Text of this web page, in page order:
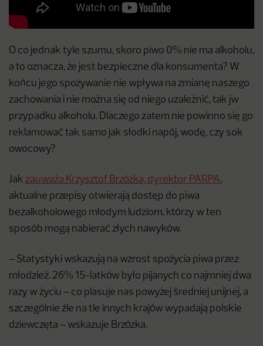
O co jednak tyle szumu, skoro piwo 0% nie ma alkoholu,
a to oznacza, że jest bezpieczne dla konsumenta? W
końcu jego spożywanie nie wpływa na zmianę naszego
zachowania i nie można się od niego uzależnić, tak jw
przypadku alkoholu. Dlaczego zatem nie powinno się go
reklamować tak samo jak słodki napój, wodę, czy sok
owocowy?
Jak zauważa Krzysztof Brzózka, dyrektor PARPA,
aktualne przepisy otwierają dostęp do piwa
bezalkoholowego młodym ludziom, którzy w ten
sposób mogą nabierać złych nawyków.
– Statystyki wskazują na wzrost spożycia piwa przez
młodzież. 26% 15-latków było pijanych co najmniej dwa
razy w życiu – co plasuje nas powyżej średniej unijnej, a
szczególnie źle na tle innych krajów wypadają polskie
dziewczęta – wskazuje Brzózka.